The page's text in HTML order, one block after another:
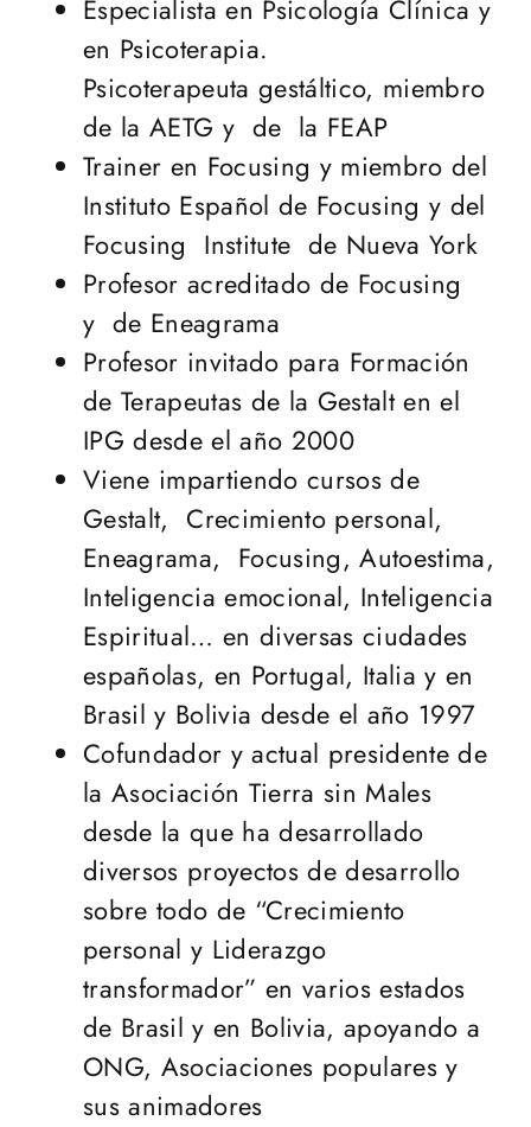
Especialista en Psicología Clínica y
en Psicoterapia.
Psicoterapeuta gestáltico, miembro
de la AETG y de la FEAP
Trainer en Focusing y miembro del
Instituto Español de Focusing y del
Focusing Institute de Nueva York
Profesor acreditado de Focusing
y de Eneagrama
Profesor invitado para Formación
de Terapeutas de la Gestalt en el
IPG desde el año 2000
Viene impartiendo cursos de
Gestalt, Crecimiento personal,
Eneagrama, Focusing, Autoestima,
Inteligencia emocional, Inteligencia
Espiritual… en diversas ciudades
españolas, en Portugal, Italia y en
Brasil y Bolivia desde el año 1997
Cofundador y actual presidente de
la Asociación Tierra sin Males
desde la que ha desarrollado
diversos proyectos de desarrollo
sobre todo de “Crecimiento
personal y Liderazgo
transformador” en varios estados
de Brasil y en Bolivia, apoyando a
ONG, Asociaciones populares y
sus animadores